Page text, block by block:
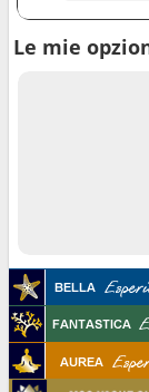
Le mie